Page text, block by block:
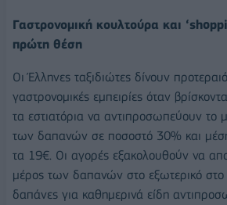
Γαστρονομική κουλτούρα και
πρώτη θέση
Οι Έλληνες ταξιδιώτες δίνουν
γαστρονομικές εμπειρίες όταν
τα εστιατόρια να αντιπροσωπεύουν το
των δαπανών σε ποσοστό 30% και
τα 19€. Οι αγορές εξακολουθούν να
μέρος των δαπανών στο εξωτερικό
δαπάνες για καθημερινά είδη